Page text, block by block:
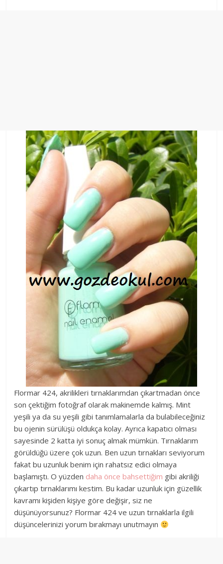
Flormar 424, akrilikleri tırnaklarımdan çıkartmadan önce
son çektiğim fotoğraf olarak makinemde kalmış. Mint
yeşili ya da su yeşili gibi tanımlamalarla da bulabileceğiniz
bu ojenin sürülüşü oldukça kolay. Ayrıca kapatıcı olması
sayesinde 2 katta iyi sonuç almak mümkün. Tırnaklarım
görüldüğü üzere çok uzun. Ben uzun tırnakları seviyorum
fakat bu uzunluk benim için rahatsız edici olmaya
başlamıştı. O yüzden daha önce bahsettiğim gibi akriliği
çıkartıp tırnaklarımı kestim. Bu kadar uzunluk için güzellik
kavramı kişiden kişiye göre değişir, siz ne
düşünüyorsunuz? Flormar 424 ve uzun tırnaklarla ilgili
düşüncelerinizi yorum bırakmayı unutmayın